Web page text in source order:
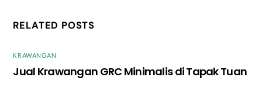
RELATED POSTS
KRAWANGAN
Jual Krawangan GRC Minimalis di Tapak Tuan